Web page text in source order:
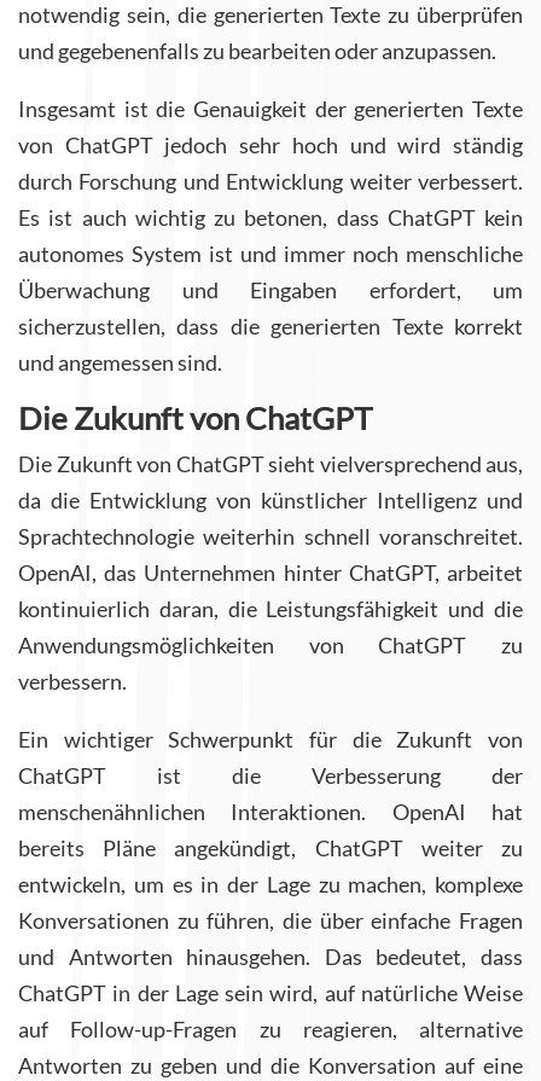
notwendig sein, die generierten Texte zu überprüfen
und gegebenenfalls zu bearbeiten oder anzupassen.
Insgesamt ist die Genauigkeit der generierten Texte
von ChatGPT jedoch sehr hoch und wird ständig
durch Forschung und Entwicklung weiter verbessert.
Es ist auch wichtig zu betonen, dass ChatGPT kein
autonomes System ist und immer noch menschliche
Überwachung und Eingaben erfordert, um
sicherzustellen, dass die generierten Texte korrekt
und angemessen sind.
Die Zukunft von ChatGPT
Die Zukunft von ChatGPT sieht vielversprechend aus,
da die Entwicklung von künstlicher Intelligenz und
Sprachtechnologie weiterhin schnell voranschreitet.
OpenAI, das Unternehmen hinter ChatGPT, arbeitet
kontinuierlich daran, die Leistungsfähigkeit und die
Anwendungsmöglichkeiten von ChatGPT zu
verbessern.
Ein wichtiger Schwerpunkt für die Zukunft von
ChatGPT ist die Verbesserung der
menschenähnlichen Interaktionen. OpenAI hat
bereits Pläne angekündigt, ChatGPT weiter zu
entwickeln, um es in der Lage zu machen, komplexe
Konversationen zu führen, die über einfache Fragen
und Antworten hinausgehen. Das bedeutet, dass
ChatGPT in der Lage sein wird, auf natürliche Weise
auf Follow-up-Fragen zu reagieren, alternative
Antworten zu geben und die Konversation auf eine